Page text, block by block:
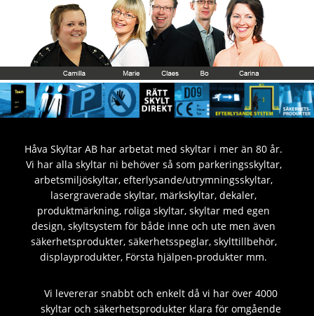
Håva Skyltar AB har arbetat med skyltar i mer än 80 år.
Vi har alla skyltar ni behöver så som parkeringsskyltar,
arbetsmiljöskyltar, efterlysande/utrymningsskyltar,
lasergraverade skyltar, märkskyltar, dekaler,
produktmärkning, roliga skyltar, skyltar med egen
design, skyltsystem för både inne och ute men även
säkerhetsprodukter, säkerhetsspeglar, skylttillbehör,
displayprodukter, Första hjälpen-produkter mm.
Vi levererar snabbt och enkelt då vi har över 4000
skyltar och säkerhetsprodukter klara för omgående